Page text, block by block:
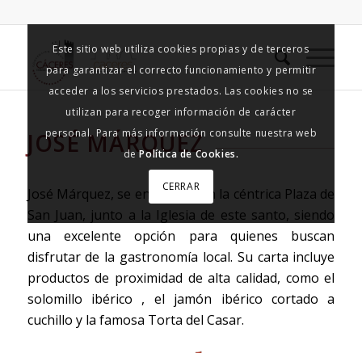
JOSÉ MÁRQUEZ
José Márquez, se encuentra en la céntrica Plaza de
San Juan, junto a la Iglesia de este santo, siendo
una excelente opción para quienes buscan
disfrutar de la gastronomía local. Su carta incluye
productos de proximidad de alta calidad, como el
solomillo ibérico , el jamón ibérico cortado a
cuchillo y la famosa Torta del Casar.
Este sitio web utiliza cookies propias y de terceros
para garantizar el correcto funcionamiento y permitir
acceder a los servicios prestados. Las cookies no se
utilizan para recoger información de carácter
personal. Para más información consulte nuestra web
dePolítica de Cookies.
CERRAR